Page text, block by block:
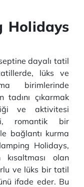
Holidays
dayalı tatil
lüks ve
birimlerinde
tadını çıkarmak
ve aktivitesi
romantik bir
bağlantı kurma
Holidays,
olan
ve lüks bir tatil
ifade eder. Bu